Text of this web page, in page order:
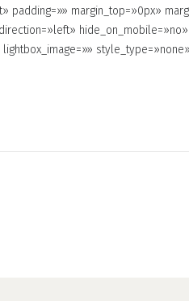
padding=»» margin_top=»0px»